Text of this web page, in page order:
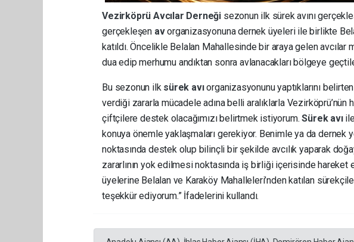
Vezirköprü Avcılar Derneği sezonun ilk sürek avını
gerçekleşen avorganizasyonuna dernek üyeleri ile birlikte
katıldı. Öncelikle Belalan Mahallesinde bir araya gelen avcılar
dua edip merhumu andıktan sonra avlanacakları bölgeye
Bu sezonun ilk sürek avıorganizasyonunu yaptıklarını
verdiği zararla mücadele adına belli aralıklarla Vezirköprü’nün
çiftçilere destek olacağımızı belirtmek istiyorum.Sürek avı
konuya önemle yaklaşmaları gerekiyor. Benimle ya da
noktasında destek olup bilinçli bir şekilde avcılık yaparak
zararlının yok edilmesi noktasında iş birliği içerisinde hareket
üyelerine Belalan ve Karaköy Mahalleleri’nden katılan
teşekkür ediyorum.” İfadelerini kullandı.